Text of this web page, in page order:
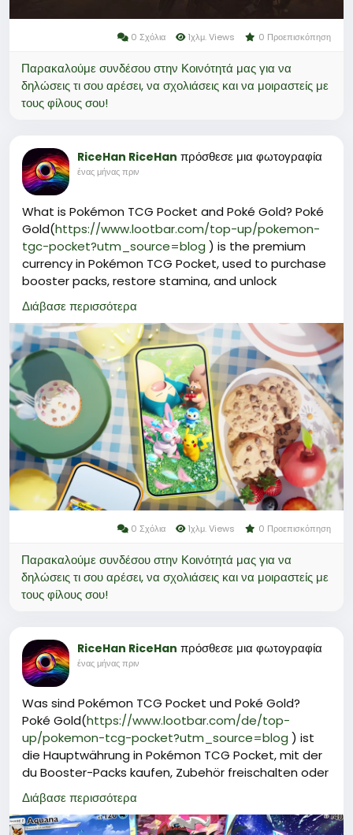
0 Σχόλια 1χλμ. Views 0 Προεπισκόπηση
Παρακαλούμε συνδέσου στην Κοινότητά μας για να
δηλώσεις τι σου αρέσει, να σχολιάσεις και να μοιραστείς με
τους φίλους σου!
RiceHan RiceHan πρόσθεσε μια φωτογραφία
ένας μήνας πριν
What is Pokémon TCG Pocket and Poké Gold? Poké
Gold(https://www.lootbar.com/top-up/pokemon-
tgc-pocket?utm_source=blog ) is the premium
currency in Pokémon TCG Pocket, used to purchase
booster packs, restore stamina, and unlock
exclusive cosmetic items like special card sleeves
and playmat covers.
Beyond enhancing gameplay, it provides access to
limited-edition cards and collectibles that boost
your collection's prestige.
For those looking to top up, reliable platforms such
as LootBar offer secure and instant Poké Gold
purchases, often with attentive customer support
and competitive rates.
Why do you choose LootBar for Poké Gold Top up?
Διάβασε περισσότερα
0 Σχόλια 1χλμ. Views 0 Προεπισκόπηση
Παρακαλούμε συνδέσου στην Κοινότητά μας για να
δηλώσεις τι σου αρέσει, να σχολιάσεις και να μοιραστείς με
τους φίλους σου!
RiceHan RiceHan πρόσθεσε μια φωτογραφία
ένας μήνας πριν
Was sind Pokémon TCG Pocket und Poké Gold?
Poké Gold(https://www.lootbar.com/de/top-
up/pokemon-tcg-pocket?utm_source=blog ) ist
die Hauptwährung in Pokémon TCG Pocket, mit der
du Booster-Packs kaufen, Zubehör freischalten oder
die Pack-Ausdauer wiederherstellen kannst.\nUm
an Poké Gold zu gelangen, kannst du es über
Plattformen wie LootBar oder andere
Διάβασε περισσότερα